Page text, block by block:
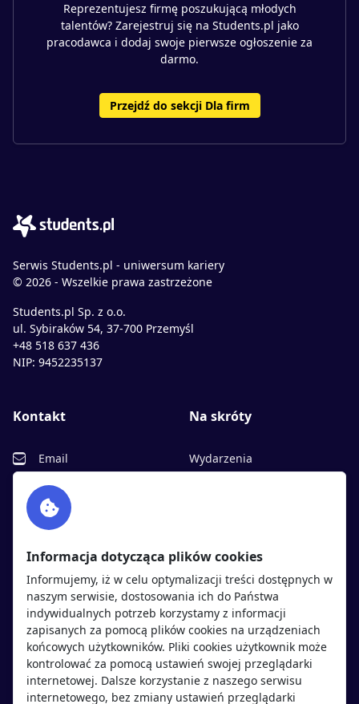
Reprezentujesz firmę poszukującą młodych
talentów? Zarejestruj się na Students.pl jako
pracodawca i dodaj swoje pierwsze ogłoszenie za
darmo.
Przejdź do sekcji Dla firm
Serwis Students.pl - uniwersum kariery
© 2026 - Wszelkie prawa zastrzeżone
Students.pl Sp. z o.o.
ul. Sybiraków 54, 37-700 Przemyśl
+48 518 637 436
NIP: 9452235137
Kontakt
Email
Facebook
Twitter
Na skróty
Wydarzenia
Polityka cookies
Polityka prywatności
Kandydaci
Regulamin kandydata
Oferty pracy
Pracodawcy
Regulamin pracodawcy
Dodaj ogłoszenie
Informacja dotycząca plików cookies
Informujemy, iż w celu optymalizacji treści dostępnych w
naszym serwisie, dostosowania ich do Państwa
indywidualnych potrzeb korzystamy z informacji
zapisanych za pomocą plików cookies na urządzeniach
końcowych użytkowników. Pliki cookies użytkownik może
kontrolować za pomocą ustawień swojej przeglądarki
internetowej. Dalsze korzystanie z naszego serwisu
internetowego, bez zmiany ustawień przeglądarki